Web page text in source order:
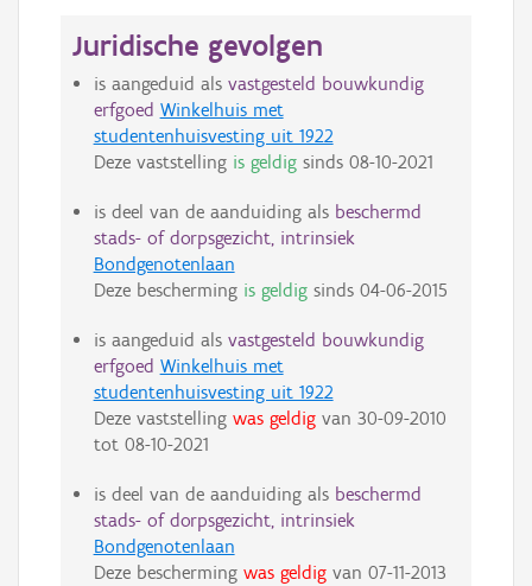
Juridische gevolgen
is aangeduid als vastgesteld bouwkundig
erfgoed Winkelhuis met
studentenhuisvesting uit 1922
Deze vaststelling is geldigsinds 08-10-2021
is deel van de aanduiding als beschermd
stads- of dorpsgezicht, intrinsiek
Bondgenotenlaan
Deze bescherming is geldigsinds 04-06-2015
is aangeduid als vastgesteld bouwkundig
erfgoed Winkelhuis met
studentenhuisvesting uit 1922
Deze vaststelling was geldigvan 30-09-2010
tot 08-10-2021
is deel van de aanduiding als beschermd
stads- of dorpsgezicht, intrinsiek
Bondgenotenlaan
Deze bescherming was geldigvan 07-11-2013